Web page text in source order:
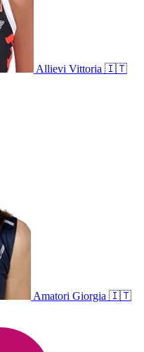
Allievi Vittoria 🇮🇹
Amatori Giorgia 🇮🇹